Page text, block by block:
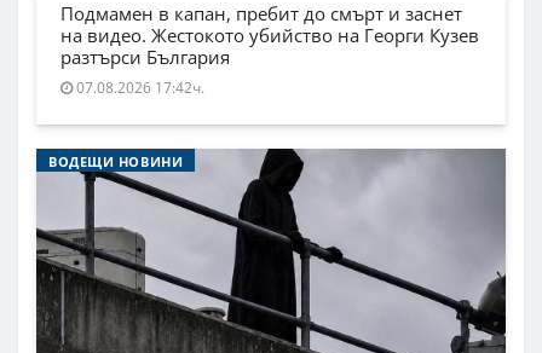
Подмамен в капан, пребит до смърт и заснет
на видео. Жестокото убийство на Георги Кузев
разтърси България
07.08.2026 17:42ч.
ВОДЕЩИ НОВИНИ